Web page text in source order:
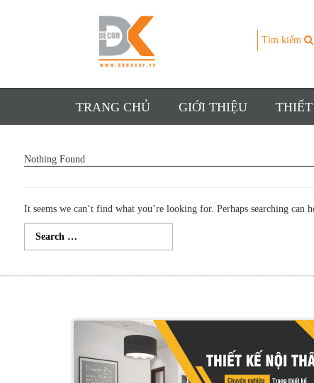
Tìm kiếm
TRANG CHỦ GIỚI THIỆU
Nothing Found
It seems we can’t find what you’re looking for. Perhaps searching can